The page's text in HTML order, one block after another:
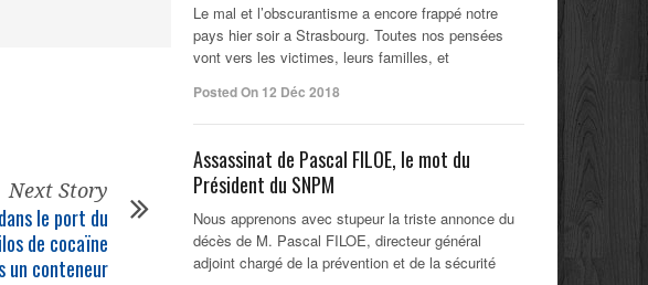
Next Story
le port du
de cocaïne
un conteneur
Le mal et l’obscurantisme a encore frappé notre
pays hier soir a Strasbourg. Toutes nos pensées
vont vers les victimes, leurs familles, et
Posted On 12 Déc 2018
Assassinat de Pascal FILOE, le mot du
Président du SNPM
Nous apprenons avec stupeur la triste annonce du
décès de M. Pascal FILOE, directeur général
adjoint chargé de la prévention et de la sécurité